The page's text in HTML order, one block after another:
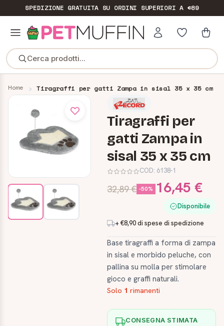
SPEDIZIONE GRATUITASU ORDINI SUPERIORI A €89
Cerca prodotti...
Home Tiragraffi per gatti Zampa in sisal 35 x 35 cm
Tiragraffi per
gatti Zampa in
sisal 35 x 35 cm
COD: 6138-1
32,89 € -50% 16,45 €
Disponibile
+ €8,90 di spese di spedizione
Base tiragraffi a forma di zampa
in sisal e morbido peluche, con
pallina su molla per stimolare
gioco e graffi naturali.
Solo 1 rimanenti
CONSEGNA STIMATA